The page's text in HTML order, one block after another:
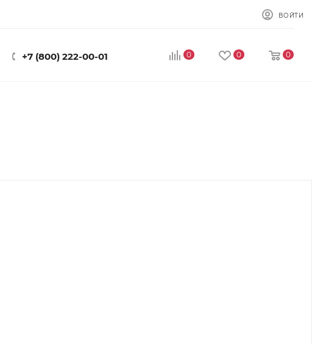
ВОЙТИ
+7 (800) 222-00-01 0 0 0